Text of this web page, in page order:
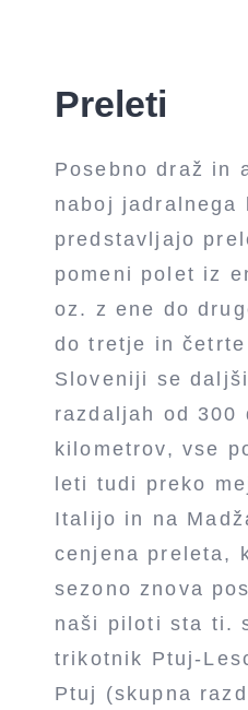
Preleti
Posebno draž in
naboj jadralnega
predstavljajo
pomeni polet iz
oz. z ene do
do tretje in
Sloveniji se
razdaljah od 300
kilometrov, vse
leti tudi preko
Italijo in na
cenjena preleta,
sezono znova
naši piloti sta ti.
trikotnik Ptuj-
Ptuj (skupna